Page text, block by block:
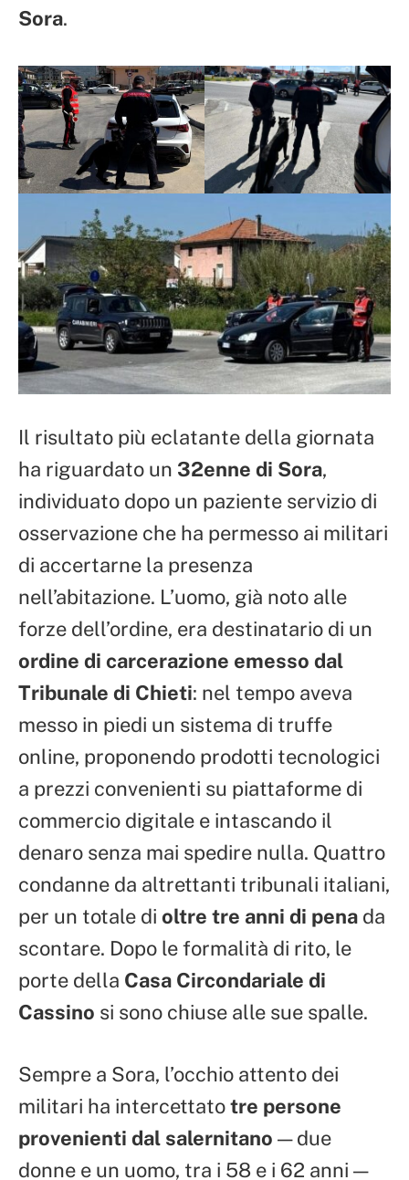
Sora.
Il risultato più eclatante della giornata
ha riguardato un 32enne di Sora,
individuato dopo un paziente servizio di
osservazione che ha permesso ai militari
di accertarne la presenza
nell’abitazione. L’uomo, già noto alle
forze dell’ordine, era destinatario di un
ordine di carcerazione emesso dal
Tribunale di Chieti: nel tempo aveva
messo in piedi un sistema di truffe
online, proponendo prodotti tecnologici
a prezzi convenienti su piattaforme di
commercio digitale e intascando il
denaro senza mai spedire nulla. Quattro
condanne da altrettanti tribunali italiani,
per un totale di oltre tre anni di pena da
scontare. Dopo le formalità di rito, le
porte della Casa Circondariale di
Cassino si sono chiuse alle sue spalle.
Sempre a Sora, l’occhio attento dei
militari ha intercettatotre persone
provenienti dal salernitano — due
donne e un uomo, tra i 58 e i 62 anni —